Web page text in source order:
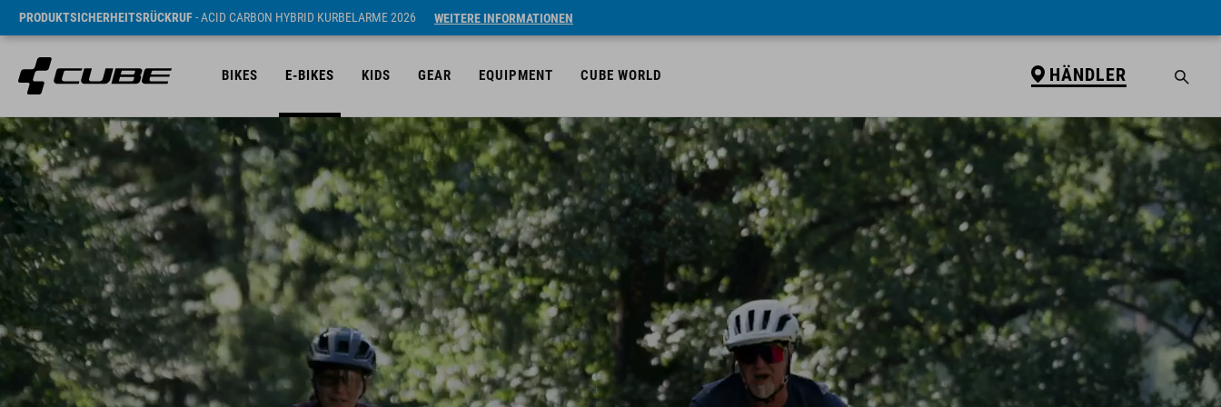
PRODUKTSICHERHEITSRÜCKRUF- ACID CARBON HYBRID KURBELARME 2026 WEITERE INFORMATIONEN
BIKES E-BIKES KIDS GEAR EQUIPMENT CUBE WORLD HÄNDLER